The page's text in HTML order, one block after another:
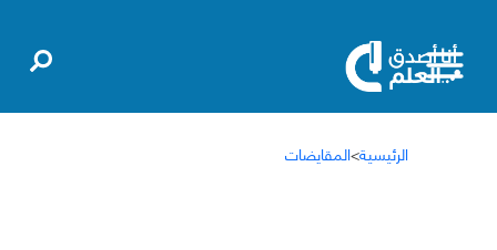
الرئيسية>المقايضات